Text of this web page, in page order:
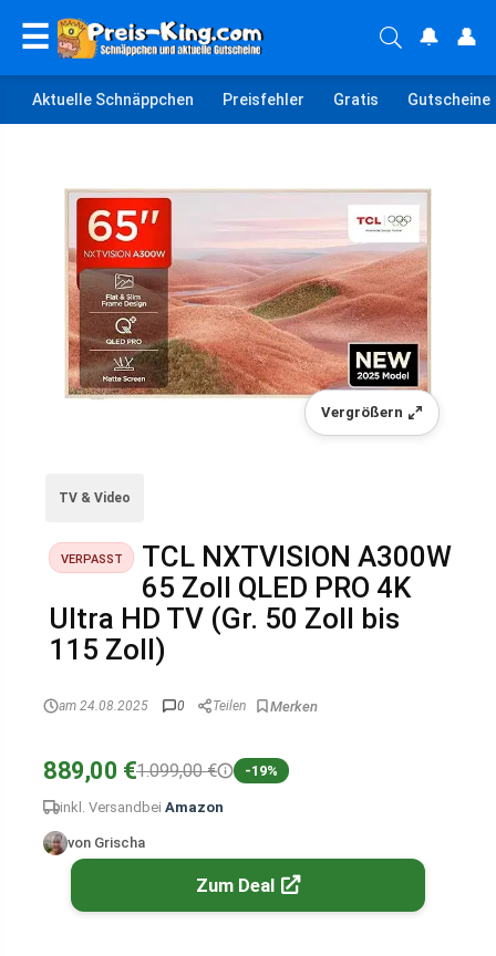
☰ 🔔 👤
Aktuelle Schnäppchen Preisfehler Gratis Gutscheine
Vergrößern
TV & Video
VERPASST
TCL NXTVISION A300W
65 Zoll QLED PRO 4K
Ultra HD TV (Gr. 50 Zoll bis
115 Zoll)
am 24.08.2025 0 Teilen
889,00 €1.099,00 € -19%
inkl. Versand bei Amazon
von Grischa
Zum Deal